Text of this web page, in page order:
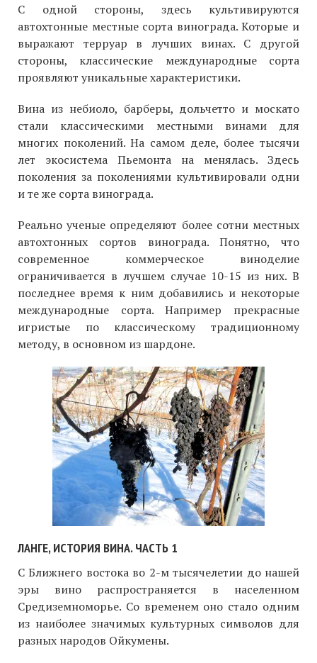
С одной стороны, здесь культивируются
автохтонные местные сорта винограда. Которые и
выражают терруар в лучших винах. С другой
стороны, классические международные сорта
проявляют уникальные характеристики.
Вина из небиоло, барберы, дольчетто и москато
стали классическими местными винами для
многих поколений. На самом деле, более тысячи
лет экосистема Пьемонта на менялась. Здесь
поколения за поколениями культивировали одни
и те же сорта винограда.
Реально ученые определяют более сотни местных
автохтонных сортов винограда. Понятно, что
современное коммерческое виноделие
ограничивается в лучшем случае 10-15 из них. В
последнее время к ним добавились и некоторые
международные сорта. Например прекрасные
игристые по классическому традиционному
методу, в основном из шардоне.
ЛАНГЕ, ИСТОРИЯ ВИНА. ЧАСТЬ 1
С Ближнего востока во 2-м тысячелетии до нашей
эры вино распространяется в населенном
Средиземноморье. Со временем оно стало одним
из наиболее значимых культурных символов для
разных народов Ойкумены.